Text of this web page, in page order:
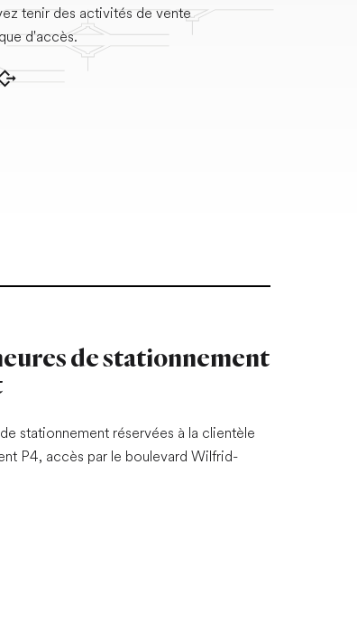
tenir des activités de vente
d'accès.
onglet
de stationnement
stationnement réservées à la clientèle
P4, accès par le boulevard Wilfrid-